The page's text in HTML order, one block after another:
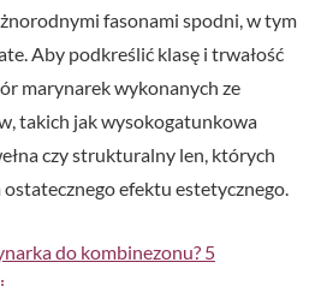
fasonami spodni, w tym
Aby podkreślić klasę i trwałość
marynarek wykonanych ze
takich jak wysokogatunkowa
czy strukturalny len, których
efektu estetycznego.
do kombinezonu? 5